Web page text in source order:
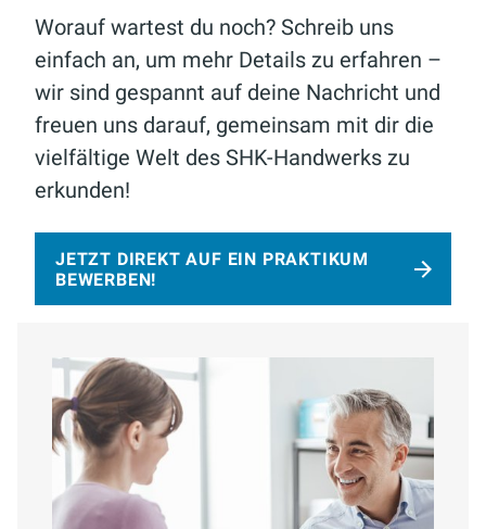
Worauf wartest du noch? Schreib uns
einfach an, um mehr Details zu erfahren –
wir sind gespannt auf deine Nachricht und
freuen uns darauf, gemeinsam mit dir die
vielfältige Welt des SHK-Handwerks zu
erkunden!
JETZT DIREKT AUF EIN PRAKTIKUM
BEWERBEN!